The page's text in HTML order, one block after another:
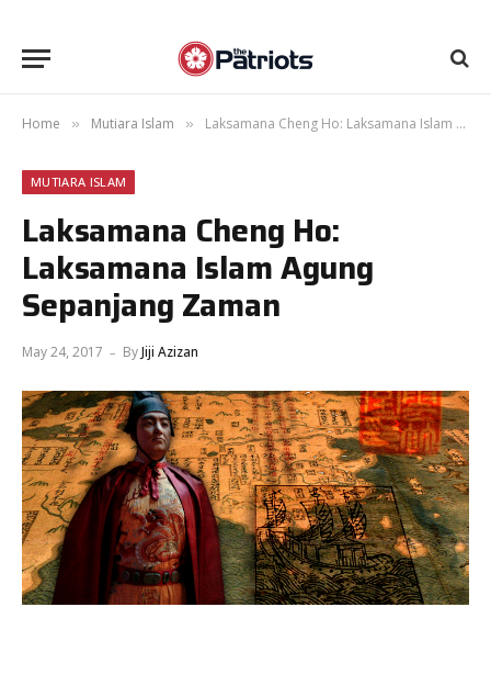
Home » Mutiara Islam » Laksamana Cheng Ho: Laksamana Islam Agung Sepanjang Zaman
MUTIARA ISLAM
Laksamana Cheng Ho:
Laksamana Islam Agung
Sepanjang Zaman
May 24, 2017 ByJiji Azizan